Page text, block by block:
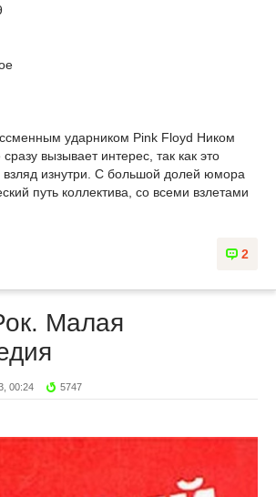
ударником Pink Floyd Ником
вызывает интерес, так как это
взляд изнутри. С большой долей юмора
путь коллектива, со всеми взлетами
2
Малая
00:24 5747